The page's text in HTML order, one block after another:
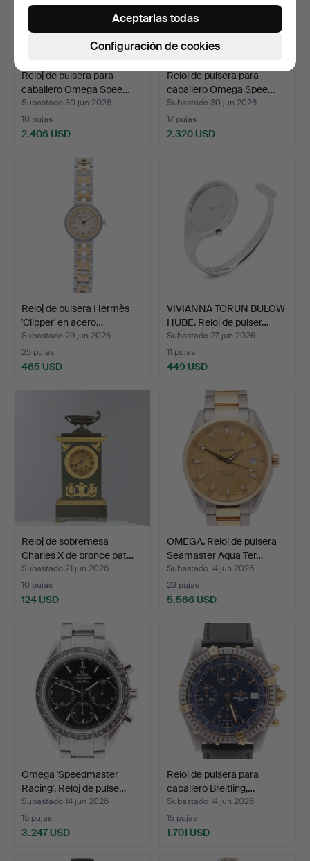
Reloj de pulsera para
caballero Omega Spee…
Subastado 30 jun 2026
10 pujas
2.406 USD
Reloj de pulsera para
caballero Omega Spee…
Subastado 30 jun 2026
17 pujas
2.320 USD
Reloj de pulsera Hermès
'Clipper' en acero…
Subastado 29 jun 2026
25 pujas
465 USD
VIVIANNA TORUN BÜLOW
HÜBE. Reloj de pulser…
Subastado 27 jun 2026
11 pujas
449 USD
Reloj de sobremesa
Charles X de bronce pat…
Subastado 21 jun 2026
10 pujas
124 USD
OMEGA. Reloj de pulsera
Seamaster Aqua Ter…
Subastado 14 jun 2026
23 pujas
5.566 USD
Omega 'Speedmaster
Racing'. Reloj de pulse…
Subastado 14 jun 2026
15 pujas
3.247 USD
Reloj de pulsera para
caballero Breitling,…
Subastado 14 jun 2026
15 pujas
1.701 USD
Configuración de cookies
Aceptarlas todas